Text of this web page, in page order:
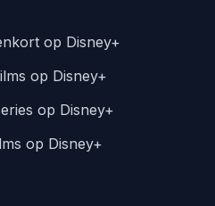
op Disney+
op Disney+
op Disney+
op Disney+